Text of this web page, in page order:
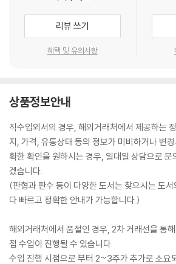
리뷰 쓰기
혜택 및 유의사항
상품정보안내
직수입외서의 경우, 해외거래처에서 제공하는
지, 가격, 유통상태 등의 정보가 미비하거나 변
확한 확인을 원하시는 경우, 일대일 상담으로 문
겠습니다.
(판형과 판수 등이 다양한 도서는 찾으시는 도
다 빠르고 정확한 안내가 가능합니다.)
해외거래처에서 품절인 경우, 2차 거래선을 통
접 수입이 진행될 수 있습니다.
수입 진행 시점으로 부터 2~3주가 추가로 소요